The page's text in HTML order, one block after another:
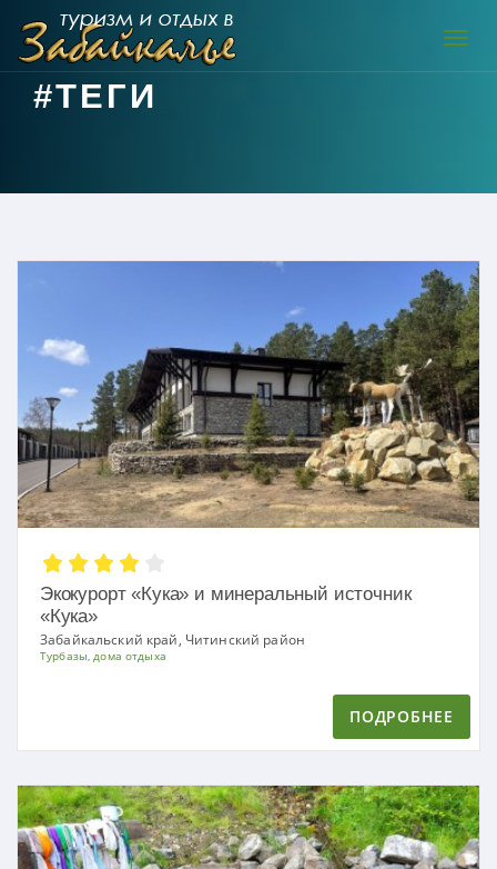
#ТЕГИ
Экокурорт «Кука» и минеральный источник
«Кука»
Забайкальский край, Читинский район
Турбазы, дома отдыха
ПОДРОБНЕЕ